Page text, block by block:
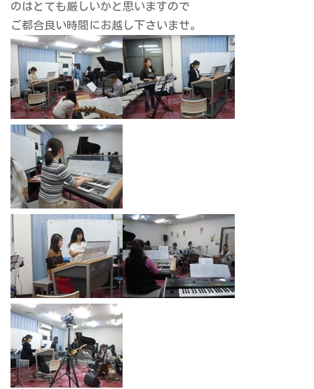
のはとても厳しいかと思いますので
ご都合良い時間にお越し下さいませ。